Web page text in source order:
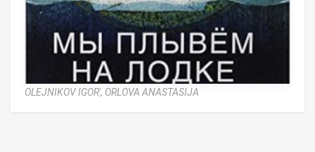
OLEJNIKOV IGOR', ORLOVA ANASTASIJA